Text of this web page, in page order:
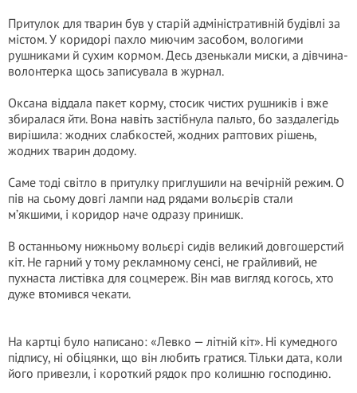
Притулок для тварин був у старій адміністративній будівлі за
містом. У коридорі пахло миючим засобом, вологими
рушниками й сухим кормом. Десь дзенькали миски, а дівчина-
волонтерка щось записувала в журнал.
Оксана віддала пакет корму, стосик чистих рушників і вже
збиралася йти. Вона навіть застібнула пальто, бо заздалегідь
вирішила: жодних слабкостей, жодних раптових рішень,
жодних тварин додому.
Саме тоді світло в притулку приглушили на вечірній режим. О
пів на сьому довгі лампи над рядами вольєрів стали
м’якшими, і коридор наче одразу принишк.
В останньому нижньому вольєрі сидів великий довгошерстий
кіт. Не гарний у тому рекламному сенсі, не грайливий, не
пухнаста листівка для соцмереж. Він мав вигляд когось, хто
дуже втомився чекати.
На картці було написано: «Левко — літній кіт». Ні кумедного
підпису, ні обіцянки, що він любить гратися. Тільки дата, коли
його привезли, і короткий рядок про колишню господиню.